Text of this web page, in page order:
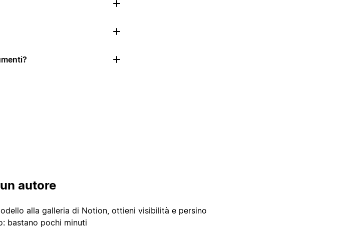
autore
alla galleria di Notion, ottieni visibilità e persino
bastano pochi minuti